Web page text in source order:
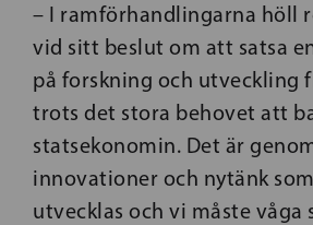
– I ramförhandlingarna höll
vid sitt beslut om att satsa
på forskning och utveckling
trots det stora behovet att
statsekonomin. Det är
innovationer och nytänk
utvecklas och vi måste våga